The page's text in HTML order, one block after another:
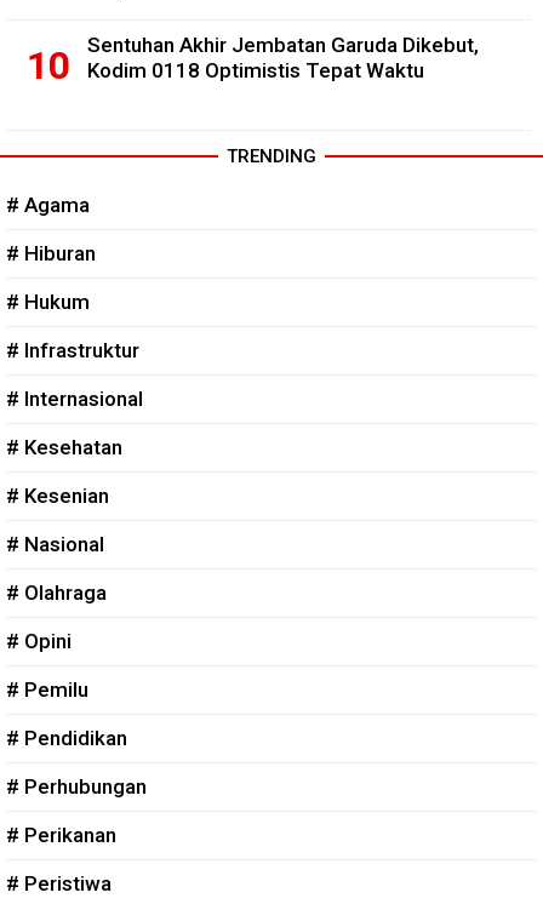
Sentuhan Akhir Jembatan Garuda Dikebut,
Kodim 0118 Optimistis Tepat Waktu
TRENDING
# Agama
# Hiburan
# Hukum
# Infrastruktur
# Internasional
# Kesehatan
# Kesenian
# Nasional
# Olahraga
# Opini
# Pemilu
# Pendidikan
# Perhubungan
# Perikanan
# Peristiwa